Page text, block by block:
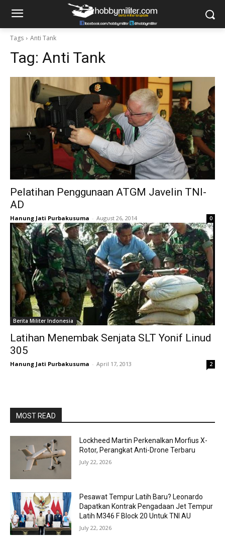
Tags Anti Tank
Tag: Anti Tank
Pelatihan Penggunaan ATGM Javelin TNI-
AD
Hanung Jati Purbakusuma - August 26, 2014 0
Berita Militer Indonesia
Latihan Menembak Senjata SLT Yonif Linud
305
Hanung Jati Purbakusuma - April 17, 2013 2
MOST READ
Lockheed Martin Perkenalkan Morfius X-
Rotor, Perangkat Anti-Drone Terbaru
July 22, 2026
Pesawat Tempur Latih Baru? Leonardo
Dapatkan Kontrak Pengadaan Jet Tempur
Latih M346 F Block 20 Untuk TNI AU
July 22, 2026